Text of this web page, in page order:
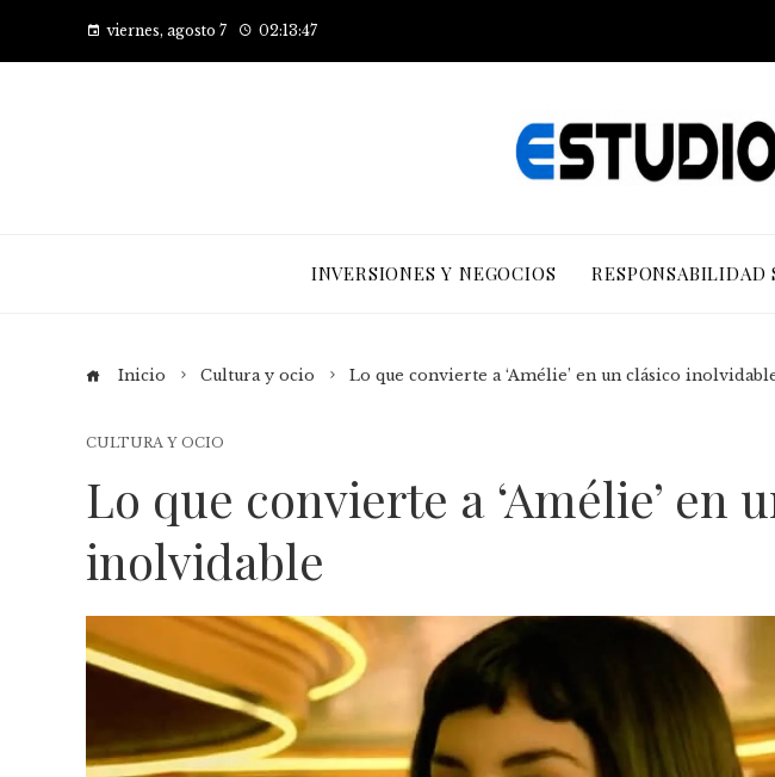
viernes, agosto 7 02:13:48
INVERSIONES Y NEGOCIOS RESPONSABILIDAD
Inicio Cultura y ocio Lo que convierte a ‘Amélie’ en un clásico
CULTURA Y OCIO
Lo que convierte a ‘Amélie’ en
inolvidable